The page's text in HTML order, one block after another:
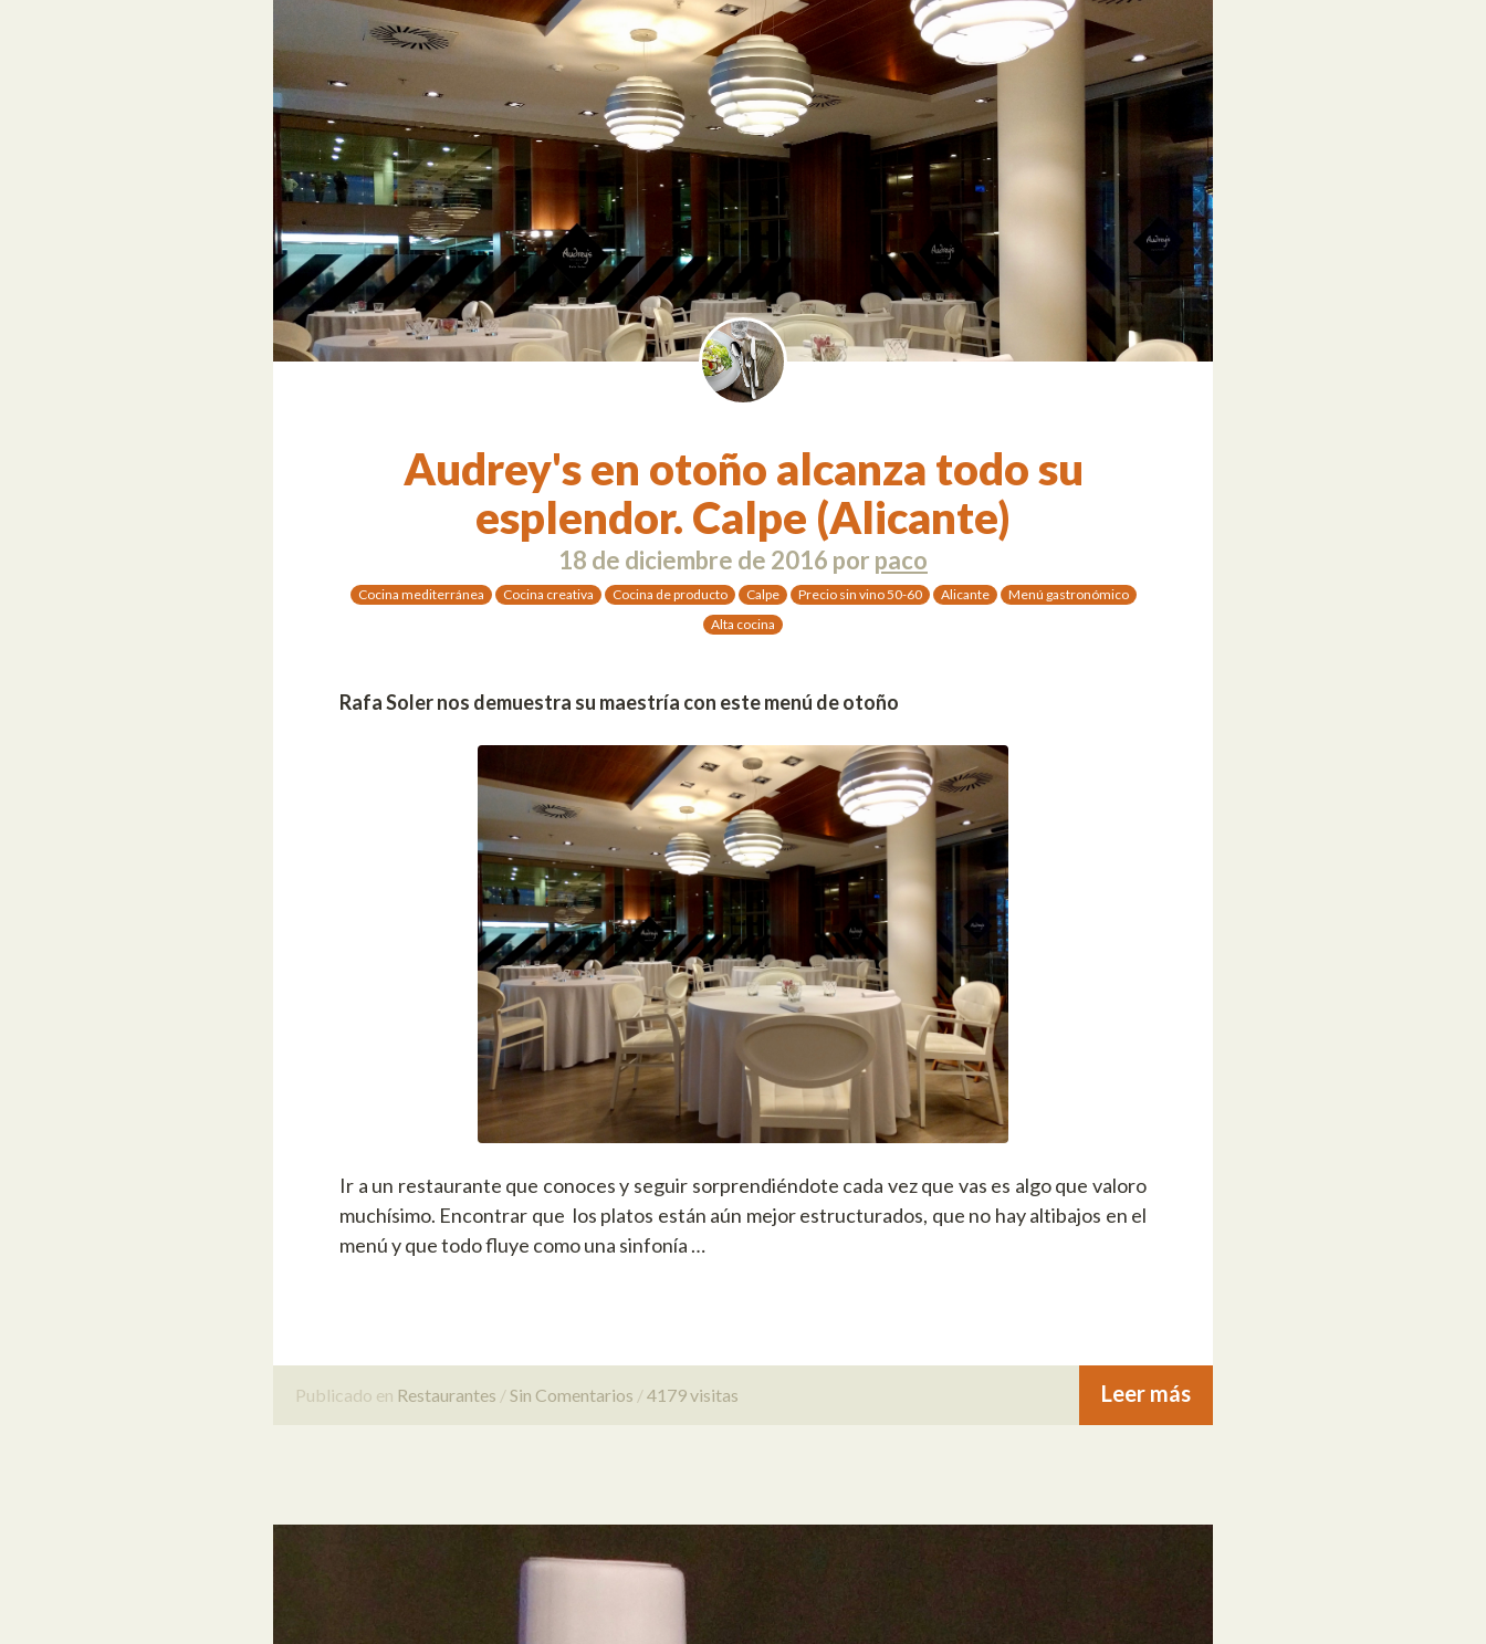
Audrey's en otoño alcanza todo su
esplendor. Calpe (Alicante)
18 de diciembre de 2016 por paco
Cocina mediterránea Cocina creativa Cocina de producto Calpe Precio sin vino 50-60 Alicante
Menú gastronómico
Alta cocina
Rafa Soler nos demuestra su maestría con este menú de otoño
Ir a un restaurante que conoces y seguir sorprendiéndote cada vez que vas es algo que valoro
muchísimo. Encontrar que los platos están aún mejor estructurados, que no hay altibajos en el
menú y que todo fluye como una sinfonía …
Publicado en Restaurantes Sin Comentarios 4179 visitas Leer más